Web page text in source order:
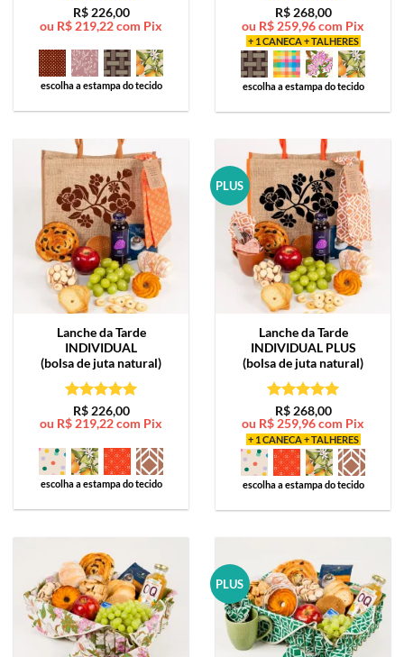
Avaliação5
de 5
R$226,00
ou R$ 219,22com Pix
escolha a estampa do tecido
Avaliação5
de 5
R$268,00
ou R$ 259,96com Pix
+ 1 CANECA + TALHERES
escolha a estampa do tecido
Lanche da Tarde
INDIVIDUAL
(bolsa de juta natural)
Avaliação5
de 5
R$226,00
ou R$219,22com Pix
escolha a estampa do tecido
PLUS
Lanche da Tarde
INDIVIDUAL PLUS
(bolsa de juta natural)
Avaliação5
de 5
R$268,00
ou R$259,96com Pix
+ 1 CANECA + TALHERES
escolha a estampa do tecido
PLUS